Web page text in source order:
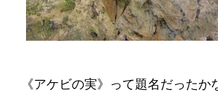
《アケビの実》って題名だったか